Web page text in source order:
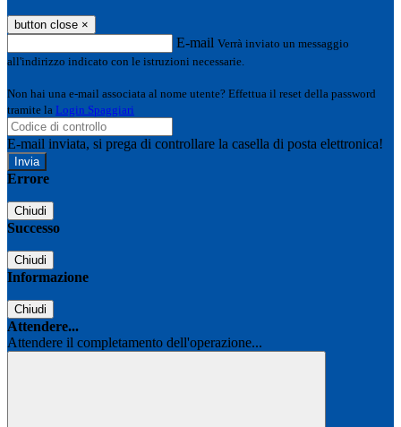
button close ×
E-mail Verrà inviato un messaggio
all'indirizzo indicato con le istruzioni necessarie.
Non hai una e-mail associata al nome utente? Effettua il reset della password
tramite la Login Spaggiari
E-mail inviata, si prega di controllare la casella di posta elettronica!
Errore
Chiudi
Successo
Chiudi
Informazione
Chiudi
Attendere...
Attendere il completamento dell'operazione...